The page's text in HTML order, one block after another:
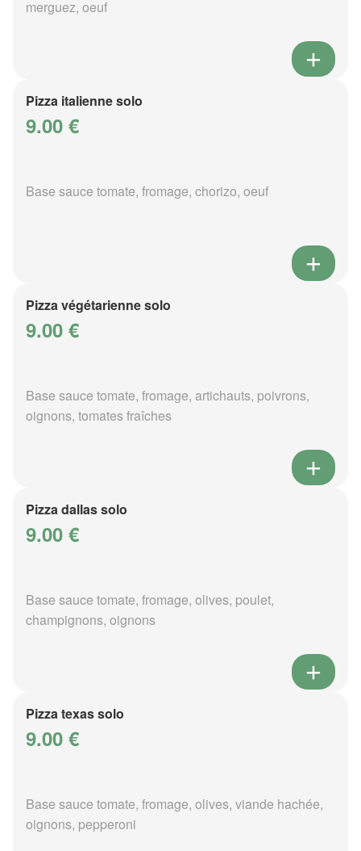
merguez, oeuf
Pizza italienne solo
9.00 €
Base sauce tomate, fromage, chorizo, oeuf
Pizza végétarienne solo
9.00 €
Base sauce tomate, fromage, artichauts, poivrons,
oignons, tomates fraîches
Pizza dallas solo
9.00 €
Base sauce tomate, fromage, olives, poulet,
champignons, oignons
Pizza texas solo
9.00 €
Base sauce tomate, fromage, olives, viande hachée,
oignons, pepperoni